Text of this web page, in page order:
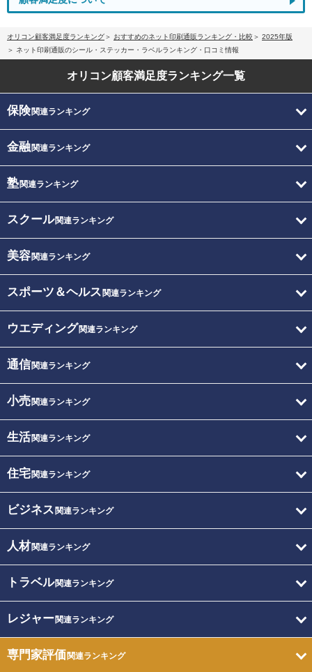
オリコン顧客満足度ランキング おすすめのネット印刷通販ランキング・比較
2025年版
ネット印刷通販のシール・ステッカー・ラベルランキング・口コミ情報
オリコン顧客満足度ランキング一覧
保険関連ランキング
金融関連ランキング
塾関連ランキング
スクール関連ランキング
美容関連ランキング
スポーツ＆ヘルス 関連ランキング
ウエディング関連ランキング
通信関連ランキング
小売関連ランキング
生活関連ランキング
住宅関連ランキング
ビジネス 関連ランキング
人材関連ランキング
トラベル関連ランキング
レジャー関連ランキング
専門家評価関連ランキング